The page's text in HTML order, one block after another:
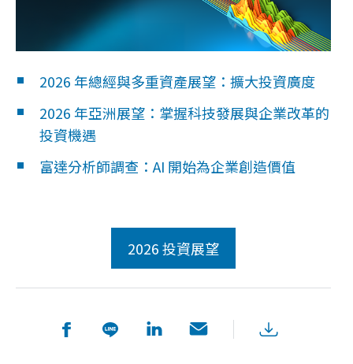
2026 年總經與多重資產展望：擴大投資廣度
2026 年亞洲展望：掌握科技發展與企業改革的
投資機遇
富達分析師調查：AI 開始為企業創造價值